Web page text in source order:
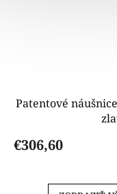
Patentové
€306,60